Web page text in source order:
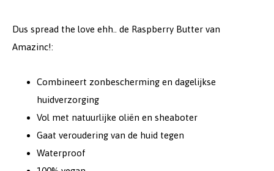
Dus spread the love ehh.. de Raspberry Butter van
Amazinc!:
Combineert zonbescherming en dagelijkse
huidverzorging
Vol met natuurlijke oliën en sheaboter
Gaat veroudering van de huid tegen
Waterproof